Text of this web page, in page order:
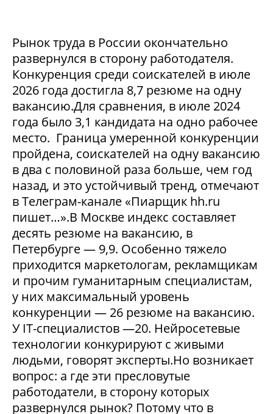
Рынок труда в России окончательно
развернулся в сторону работодателя.
Конкуренция среди соискателей в июле
2026 года достигла 8,7 резюме на одну
вакансию.Для сравнения, в июле 2024
года было 3,1 кандидата на одно рабочее
место. Граница умеренной конкуренции
пройдена, соискателей на одну вакансию
в два с половиной раза больше, чем год
назад, и это устойчивый тренд, отмечают
в Телеграм-канале «Пиарщик hh.ru
пишет…».В Москве индекс составляет
десять резюме на вакансию, в
Петербурге — 9,9. Особенно тяжело
приходится маркетологам, рекламщикам
и прочим гуманитарным специалистам,
у них максимальный уровень
конкуренции — 26 резюме на вакансию.
У IT-специалистов —20. Нейросетевые
технологии конкурируют с живыми
людьми, говорят эксперты.Но возникает
вопрос: а где эти пресловутые
работодатели, в сторону которых
развернулся рынок? Потому что в